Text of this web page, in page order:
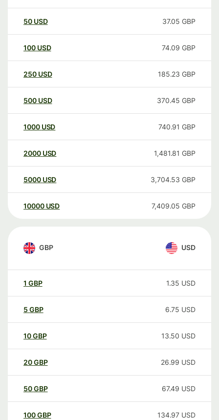
50 USD 37.05 GBP
100 USD 74.09 GBP
250 USD 185.23 GBP
500 USD 370.45 GBP
1000 USD 740.91 GBP
2000 USD 1,481.81 GBP
5000 USD 3,704.53 GBP
10000 USD 7,409.05 GBP
GBP USD
1 GBP 1.35 USD
5 GBP 6.75 USD
10GBP 13.50 USD
20GBP 26.99 USD
50GBP 67.49 USD
100GBP 134.97 USD